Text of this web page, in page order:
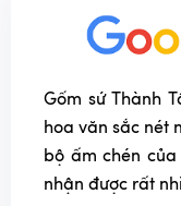
Gốm sứ Thành
hoa văn sắc nét
bộ ấm chén
nhận được rất